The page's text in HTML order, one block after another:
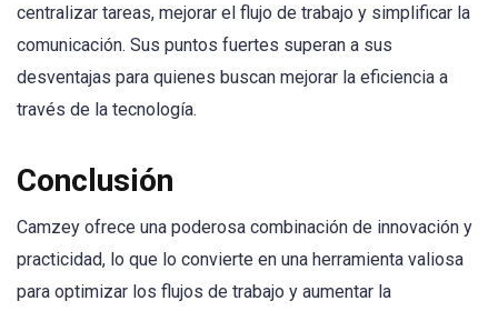
centralizar tareas, mejorar el flujo de trabajo y simplificar la
comunicación. Sus puntos fuertes superan a sus
desventajas para quienes buscan mejorar la eficiencia a
través de la tecnología.
Conclusión
Camzey ofrece una poderosa combinación de innovación y
practicidad, lo que lo convierte en una herramienta valiosa
para optimizar los flujos de trabajo y aumentar la